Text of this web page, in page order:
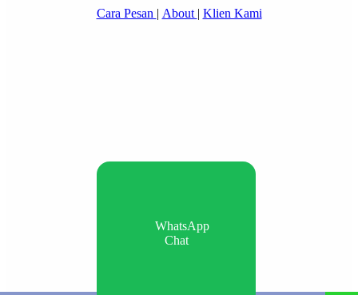
Cara Pesan | About | Klien Kami
WhatsApp
Chat